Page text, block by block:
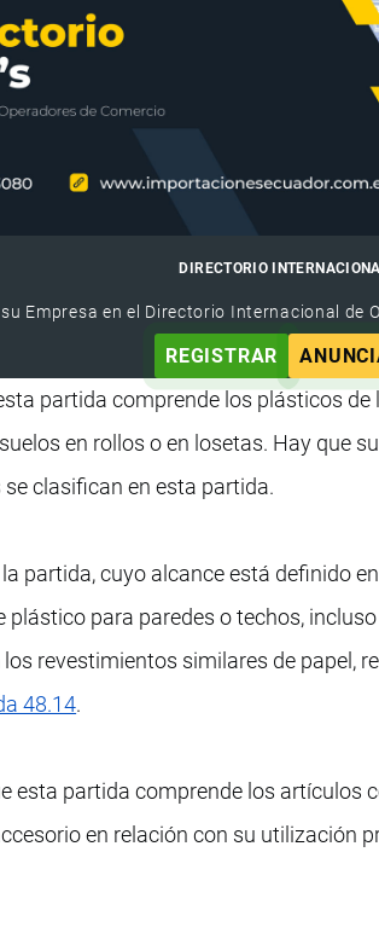
DIRECTORIO
Empresa en el Directorio Internacional de
REGISTRAR
partida comprende los plásticos
en rollos o en losetas. Hay que
clasifican en esta partida.
partida, cuyo alcance está definido
plástico para paredes o techos,
los revestimientos similares de papel,
48.14.
esta partida comprende los artículos
en relación con su utilización